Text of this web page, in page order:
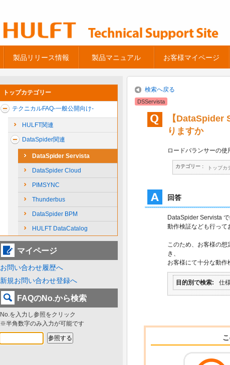
製品リリース情報 製品マニュアル お客様マイページ
トップカテゴリー
テクニカルFAQ-一般公開向け-
HULFT関連
DataSpider関連
DataSpider Servista
DataSpider Cloud
PIMSYNC
Thunderbus
DataSpider BPM
HULFT DataCatalog
マイページ
お問い合わせ履歴へ
新規お問い合わせ登録へ
FAQのNo.から検索
No.を入力し参照をクリック
※半角数字のみ入力が可能です
検索へ戻る
DSServista
【DataSpider
りますか
ロードバランサーの使
カテゴリー : トップカ
回答
DataSpider Servista
動作検証なども行って
このため、お客様の
き、
お客様にて十分な動作
目的別で検索 仕